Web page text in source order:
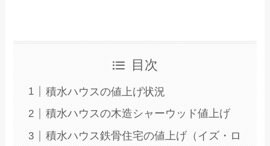
目次
積水ハウスの値上げ状況
積水ハウスの木造シャーウッド値上げ
積水ハウス鉄骨住宅の値上げ（イズ・ロ